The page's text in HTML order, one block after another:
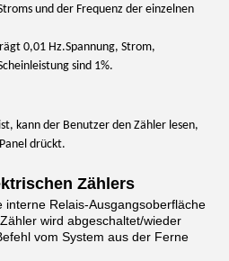
und der Frequenz der einzelnen
0,01 Hz.Spannung, Strom,
sind 1%.
kann der Benutzer den Zähler lesen,
drückt.
Zählers
Relais-Ausgangsoberfläche
wird abgeschaltet/wieder
vom System aus der Ferne